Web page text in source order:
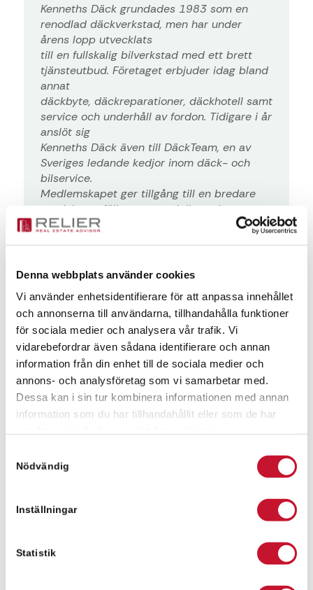
Denna webbplats använder cookies
Vi använder enhetsidentifierare för att anpassa innehållet
och annonserna till användarna, tillhandahålla funktioner
för sociala medier och analysera vår trafik. Vi
vidarebefordrar även sådana identifierare och annan
information från din enhet till de sociala medier och
annons- och analysföretag som vi samarbetar med.
Dessa kan i sin tur kombinera informationen med annan
information som du har tillhandahållit eller som de har
Nödvändig
Inställningar
Statistik
Kenneths Däck grundades 1983 som en
renodlad däckverkstad, men har under
årens lopp utvecklats
till en fullskalig bilverkstad med ett brett
tjänsteutbud. Företaget erbjuder idag bland
annat
däckbyte, däckreparationer, däckhotell samt
service och underhåll av fordon. Tidigare i år
anslöt sig
Kenneths Däck även till DäckTeam, en av
Sveriges ledande kedjor inom däck- och
bilservice.
Medlemskapet ger tillgång till en bredare
produktportfölj samt specialiserade
utbildningar för
– Vi ser fram emot att flytta in i våra nya lokaler på
Kantyxegatan. De nya ytorna ger oss bättre
möjligheter att utveckla verksamheten och
fortsätta erbjuda hög service till våra kunder, säger
Christian Floren, VD på Kenneths Däck i Malmö AB.
– Vi är glada över att välkomna Kenneths Däck till
Kantyxegatan 17 i Malmö och ser fram emot ett
Martin Silvhed, Relier – Real Estate Advisor, har
förmedlat denna uthyrningen och medverkat i hela